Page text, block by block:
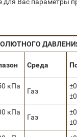
Среда
кПа
Газ
кПа
Газ